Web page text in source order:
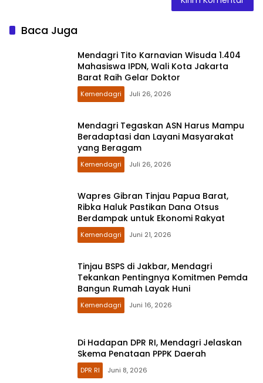
Baca Juga
Mendagri Tito Karnavian Wisuda 1.404
Mahasiswa IPDN, Wali Kota Jakarta
Barat Raih Gelar Doktor
Kemendagri Juli 26, 2026
Mendagri Tegaskan ASN Harus Mampu
Beradaptasi dan Layani Masyarakat
yang Beragam
Kemendagri Juli 26, 2026
Wapres Gibran Tinjau Papua Barat,
Ribka Haluk Pastikan Dana Otsus
Berdampak untuk Ekonomi Rakyat
Kemendagri Juni 21, 2026
Tinjau BSPS di Jakbar, Mendagri
Tekankan Pentingnya Komitmen Pemda
Bangun Rumah Layak Huni
Kemendagri Juni 16, 2026
Di Hadapan DPR RI, Mendagri Jelaskan
Skema Penataan PPPK Daerah
DPR RI Juni 8, 2026